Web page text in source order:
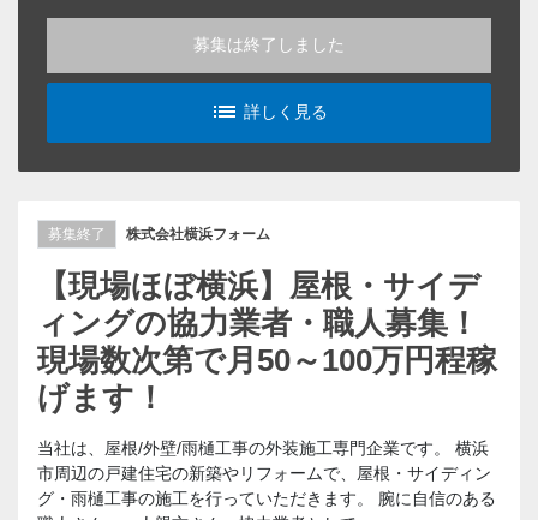
募集は終了しました
list_alt
詳しく見る
募集終了 株式会社横浜フォーム
【現場ほぼ横浜】屋根・サイデ
ィングの協力業者・職人募集！
現場数次第で月50～100万円程稼
げます！
当社は、屋根/外壁/雨樋工事の外装施工専門企業です。 横浜
市周辺の戸建住宅の新築やリフォームで、屋根・サイディン
グ・雨樋工事の施工を行っていただきます。 腕に自信のある